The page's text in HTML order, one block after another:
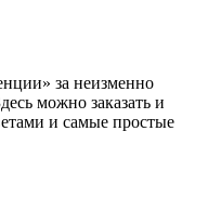
за неизменно
можно заказать и
и самые простые